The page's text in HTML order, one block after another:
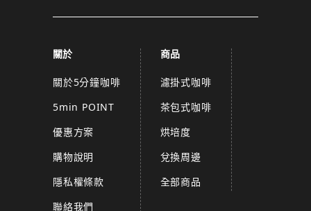
關於
關於5分鐘咖啡
5min POINT
優惠方案
購物說明
隱私權條款
聯絡我們
商品
濾掛式咖啡
茶包式咖啡
烘培度
兌換周邊
全部商品